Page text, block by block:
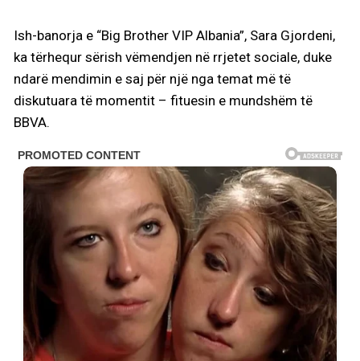
Ish-banorja e “Big Brother VIP Albania”, Sara Gjordeni,
ka tërhequr sërish vëmendjen në rrjetet sociale, duke
ndarë mendimin e saj për një nga temat më të
diskutuara të momentit – fituesin e mundshëm të
BBVA.